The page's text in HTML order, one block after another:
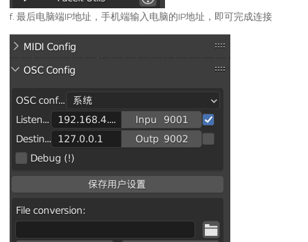
f. 最后电脑端IP地址，手机端输入电脑的IP地址，即可完成连接